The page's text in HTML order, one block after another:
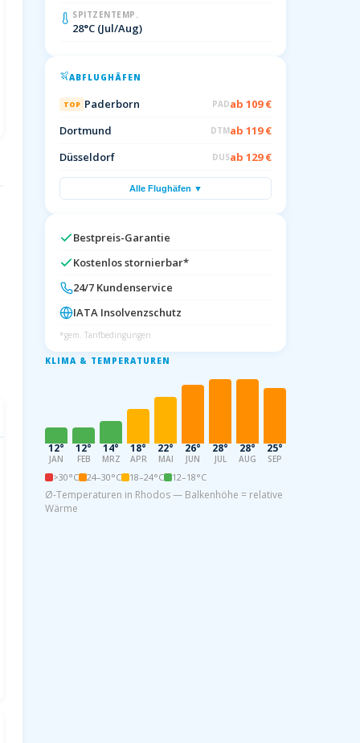
SPITZENTEMP.
28°C (Jul/Aug)
ABFLUGHÄFEN
TOP Paderborn PADab 109 €
Dortmund
DTMab 119 €
Düsseldorf
DUSab 129 €
Alle Flughäfen ▼
Bestpreis-Garantie
Kostenlos stornierbar*
24/7 Kundenservice
IATA Insolvenzschutz
*gem. Tarifbedingungen
KLIMA & TEMPERATUREN
12°
JAN
12°
FEB
14°
MRZ
18°
APR
22°
MAI
26°
JUN
28°
JUL
28°
AUG
25°
SEP
>30°C 24–30°C 18–24°C 12–18°C
Ø-Temperaturen in Rhodos — Balkenhöhe = relative
Wärme